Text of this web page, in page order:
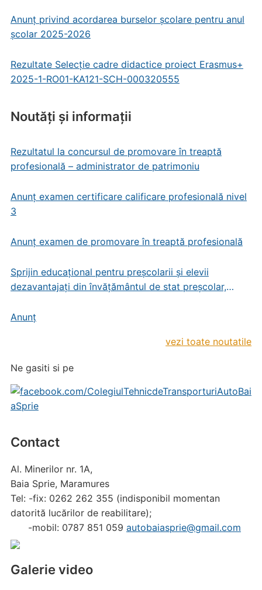
Anunț privind acordarea burselor școlare pentru anul
școlar 2025-2026
Rezultate Selecție cadre didactice proiect Erasmus+
2025-1-RO01-KA121-SCH-000320555
Noutăți și informații
Rezultatul la concursul de promovare în treaptă
profesională – administrator de patrimoniu
Anunț examen certificare calificare profesională nivel
3
Anunț examen de promovare în treaptă profesională
Sprijin educațional pentru preșcolarii și elevii
dezavantajați din învățământul de stat preșcolar,
Anunț
vezi toate noutatile
Ne gasiti si pe
Contact
Al. Minerilor nr. 1A,
Baia Sprie, Maramures
Tel: -fix: 0262 262 355 (indisponibil momentan
datorită lucărilor de reabilitare);
-mobil: 0787 851 059 autobaiasprie@gmail.com
Galerie video